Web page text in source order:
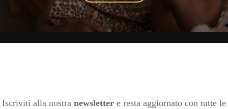
Iscriviti alla nostra newsletter e resta aggiornato con tutte le